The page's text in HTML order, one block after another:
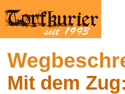
Mit dem Zug: